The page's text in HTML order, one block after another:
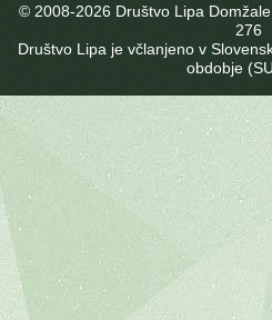
© 2008-2026 Društvo Lipa
276
Društvo Lipa je včlanjeno v
obdobje